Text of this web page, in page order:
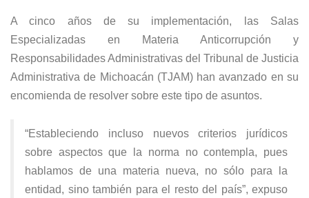
A cinco años de su implementación, las Salas
Especializadas en Materia Anticorrupción y
Responsabilidades Administrativas del Tribunal de Justicia
Administrativa de Michoacán (TJAM) han avanzado en su
encomienda de resolver sobre este tipo de asuntos.
“Estableciendo incluso nuevos criterios jurídicos
sobre aspectos que la norma no contempla, pues
hablamos de una materia nueva, no sólo para la
entidad, sino también para el resto del país”, expuso